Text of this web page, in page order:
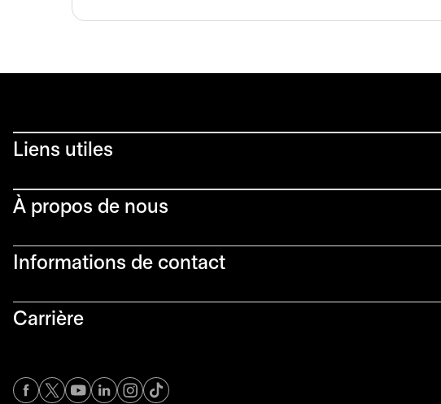
Liens utiles​
À propos de nous
Informations de contact​
Carrière
s’ouvre dans un nouvel onglet
s’ouvre dans un nouvel onglet
s’ouvre dans un nouvel onglet
s’ouvre dans un nouvel onglet
s’ouvre dans un nouvel onglet